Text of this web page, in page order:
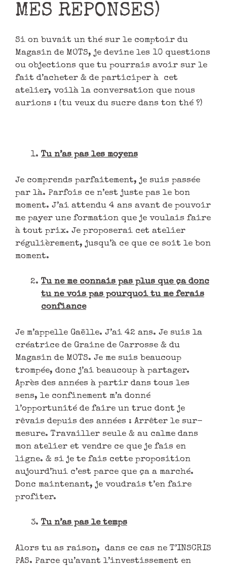
MES REPONSES)
Si on buvait un thé sur le comptoir du
Magasin de MOTS, je devine les 10 questions
ou objections que tu pourrais avoir sur le
fait d’acheter & de participer à cet
atelier, voilà la conversation que nous
aurions : (tu veux du sucre dans ton thé ?)
Tu n’as pas les moyens
Je comprends parfaitement, je suis passée
par là. Parfois ce n’est juste pas le bon
moment. J’ai attendu 4 ans avant de pouvoir
me payer une formation que je voulais faire
à tout prix. Je proposerai cet atelier
régulièrement, jusqu’à ce que ce soit le bon
moment.
Tu ne me connais pas plus que ça donc
tu ne vois pas pourquoi tu me ferais
confiance
Je m’appelle Gaëlle. J’ai 42 ans. Je suis la
créatrice de Graine de Carrosse & du
Magasin de MOTS. Je me suis beaucoup
trompée, donc j’ai beaucoup à partager.
Après des années à partir dans tous les
sens, le confinement m’a donné
l’opportunité de faire un truc dont je
rêvais depuis des années : Arrêter le sur-
mesure. Travailler seule & au calme dans
mon atelier et vendre ce que je fais en
ligne. & si je te fais cette proposition
aujourd’hui c’est parce que ça a marché.
Donc maintenant, je voudrais t’en faire
profiter.
Tu n’as pas le temps
Alors tu as raison, dans ce cas ne T’INSCRIS
PAS. Parce qu’avant l’investissement en